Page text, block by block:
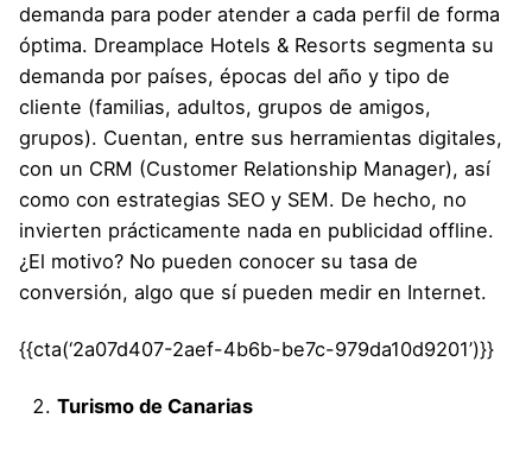
demanda para poder atender a cada perfil de forma
óptima. Dreamplace Hotels & Resorts segmenta su
demanda por países, épocas del año y tipo de
cliente (familias, adultos, grupos de amigos,
grupos). Cuentan, entre sus herramientas digitales,
con un CRM (Customer Relationship Manager), así
como con estrategias SEO y SEM. De hecho, no
invierten prácticamente nada en publicidad offline.
¿El motivo? No pueden conocer su tasa de
conversión, algo que sí pueden medir en Internet.
{{cta(‘2a07d407-2aef-4b6b-be7c-979da10d9201’)}}
Turismo de Canarias